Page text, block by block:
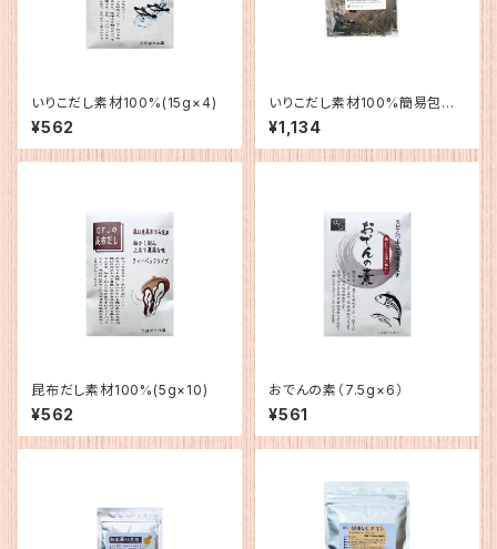
いりこだし素材100%(15g×4)
¥562
いりこだし素材100%簡易包装
（15g×10）
¥1,134
昆布だし素材100%(5g×10)
¥562
おでんの素（7.5g×6）
¥561